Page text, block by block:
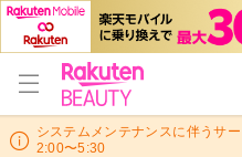
システムメンテナンスに伴うサ
2:00〜5:30